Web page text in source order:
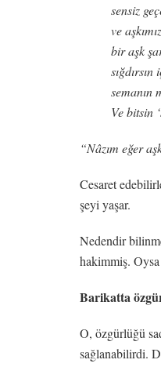
sensiz
ve
bir aşk
semanın
Ve bitsin
“Nâzım eğer
Cesaret
şeyi yaşar.
Nedendir
hakimmiş.
Barikatta
O, özgürlüğü
sağlanabilirdi.